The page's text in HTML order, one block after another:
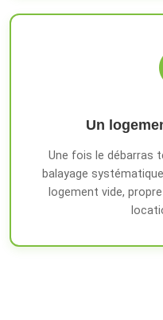
Un
Une fois le débarras
balayage
logement vide,